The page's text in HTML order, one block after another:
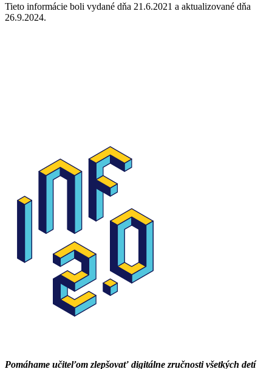
Tieto informácie boli vydané dňa 21.6.2021 a aktualizované dňa
26.9.2024.
Pomáhame učiteľom zlepšovať digitálne zručnosti všetkých detí